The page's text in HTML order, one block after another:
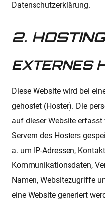
Datenschutzerklärung.
2. HOSTING
EXTERNES
Diese Website wird bei
gehostet (Hoster). Die
auf dieser Website erfasst
Servern des Hosters
a. um IP-Adressen,
Kommunikationsdaten,
Namen, Websitezugriffe
eine Website generiert